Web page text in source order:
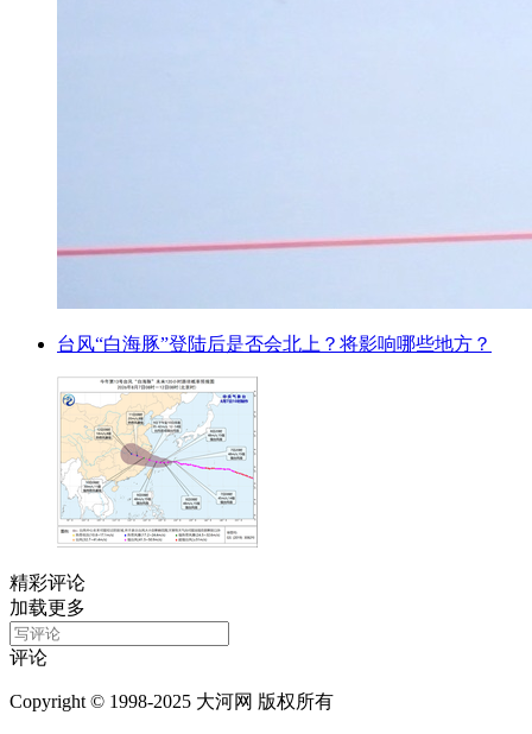
台风“白海豚”登陆后是否会北上？将影响哪些地方？
精彩评论
加载更多
评论
Copyright © 1998-2025 大河网 版权所有